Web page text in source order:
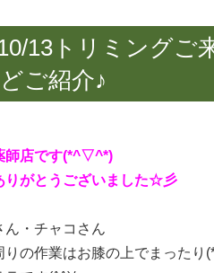
13トリミングご
ご紹介♪
師店です(*^▽^*)
りがとうございました☆彡
ん・チャコさん
の作業はお膝の上でまったり